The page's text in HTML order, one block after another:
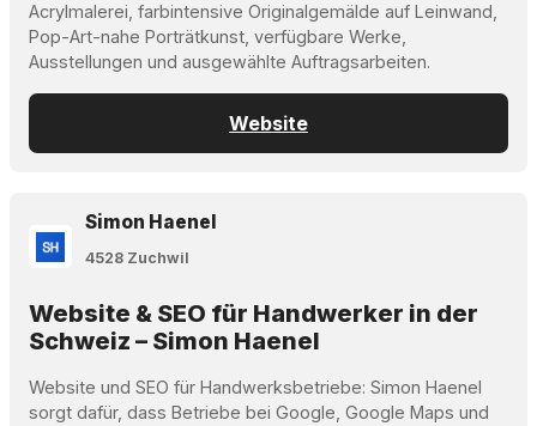
Acrylmalerei, farbintensive Originalgemälde auf Leinwand,
Pop-Art-nahe Porträtkunst, verfügbare Werke,
Ausstellungen und ausgewählte Auftragsarbeiten.
Website
Simon Haenel
4528 Zuchwil
Website & SEO für Handwerker in der
Schweiz – Simon Haenel
Website und SEO für Handwerksbetriebe: Simon Haenel
sorgt dafür, dass Betriebe bei Google, Google Maps und